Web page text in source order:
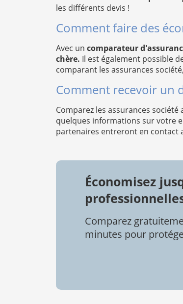
les différents devis !
Comment faire des
Avec un comparateur
chère. Il est également possible
comparant les assurances
Comment recevoir un
Comparez les assurances
quelques informations sur votre
partenaires entreront en contact
Économisez
Comparez
minutes pour